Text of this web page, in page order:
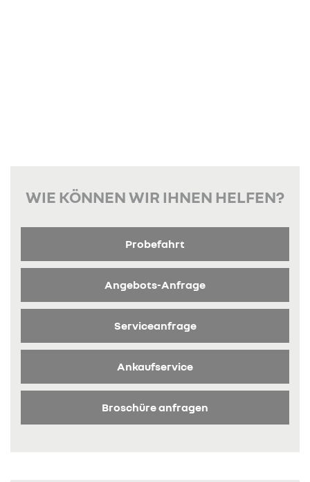
WIE KÖNNEN WIR IHNEN HELFEN?
Probefahrt
Angebots-Anfrage
Serviceanfrage
Ankaufservice
Broschüre anfragen